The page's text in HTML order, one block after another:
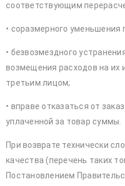
соответствующим
• соразмерного уменьшения
• безвозмездного
возмещения расходов на их
третьим лицом;
• вправе отказаться от
уплаченной за товар суммы.
При возврате технически
качества (перечень таких
Постановлением